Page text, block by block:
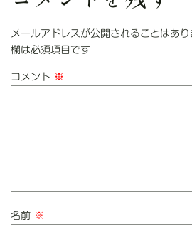
ー
シ
メールアドレスが公開されることはあり
欄は必須項目です
コメント ※
名前 ※